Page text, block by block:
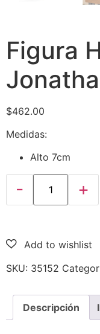
Figura
$462.00
Medidas:
Alto 7cm
SKU: 35152
Descripción